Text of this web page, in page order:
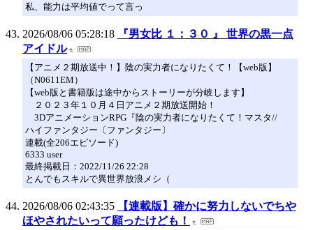
私、能力は平均値でって言っ
2026/08/06 05:28:18
『男女比 １：３０ 』 世界の黒一点
アイドル
【アニメ２期放送中！】陰の実力者になりたくて！【web版】
（N0611EM）
【web版と書籍版は途中からストーリーが分岐します】
２０２３年１０月４日アニメ２期放送開始！
3DアニメーションRPG『陰の実力者になりたくて！マスタ//
ハイファンタジー〔ファンタジー〕
連載(全206エピソード)
6333 user
最終掲載日：2022/11/26 22:28
とんでもスキルで異世界放浪メシ（
2026/08/06 02:43:35
【連載版】確かに努力しないでちや
ほやされたいって願ったけども！